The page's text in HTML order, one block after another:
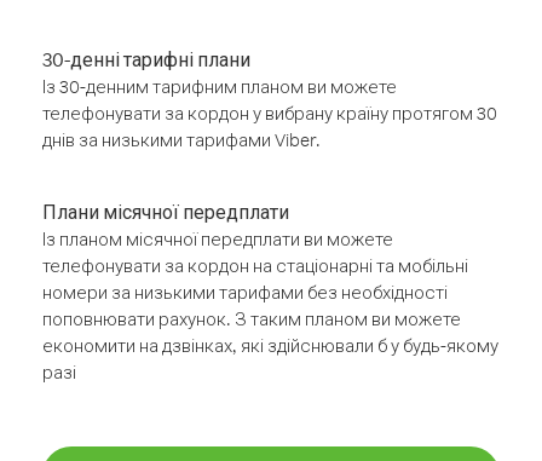
30-денні тарифні плани
Із 30-денним тарифним планом ви можете
телефонувати за кордон у вибрану країну протягом 30
днів за низькими тарифами Viber.
Плани місячної передплати
Із планом місячної передплати ви можете
телефонувати за кордон на стаціонарні та мобільні
номери за низькими тарифами без необхідності
поповнювати рахунок. З таким планом ви можете
економити на дзвінках, які здійснювали б у будь-якому
разі